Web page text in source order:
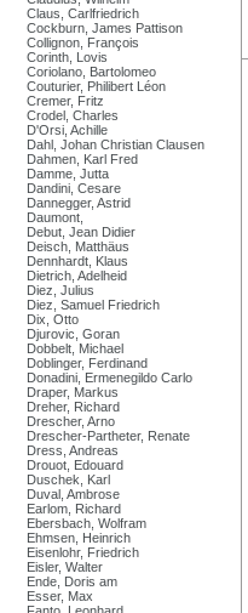
Claus, Carlfriedrich
Cockburn, James Pattison
Collignon, François
Corinth, Lovis
Coriolano, Bartolomeo
Couturier, Philibert Léon
Cremer, Fritz
Crodel, Charles
D'Orsi, Achille
Dahl, Johan Christian Clausen
Dahmen, Karl Fred
Damme, Jutta
Dandini, Cesare
Dannegger, Astrid
Daumont,
Debut, Jean Didier
Deisch, Matthäus
Dennhardt, Klaus
Dietrich, Adelheid
Diez, Julius
Diez, Samuel Friedrich
Dix, Otto
Djurovic, Goran
Dobbelt, Michael
Doblinger, Ferdinand
Donadini, Ermenegildo Carlo
Draper, Markus
Dreher, Richard
Drescher, Arno
Drescher-Partheter, Renate
Dress, Andreas
Drouot, Edouard
Duschek, Karl
Duval, Ambrose
Earlom, Richard
Ebersbach, Wolfram
Ehmsen, Heinrich
Eisenlohr, Friedrich
Eisler, Walter
Ende, Doris am
Esser, Max